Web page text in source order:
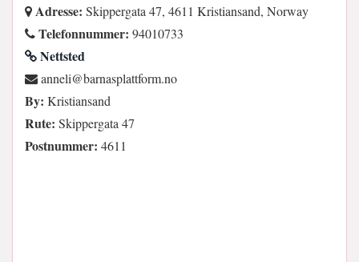
Adresse: Skippergata 47, 4611 Kristiansand, Norway
Telefonnummer: 94010733
Nettsted
on.mrofttalpsanrab@ilenna
By: Kristiansand
Rute: Skippergata 47
Postnummer: 4611